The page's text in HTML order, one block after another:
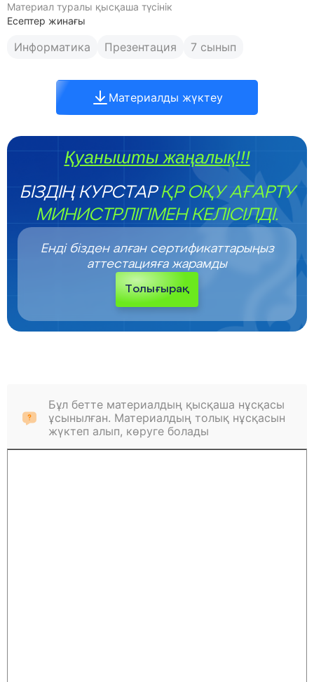
Материал туралы қысқаша түсінік
Есептер жинағы
Информатика Презентация 7 сынып
Материалды жүктеу
Қуанышты жаңалық!!!
БІЗДІҢ КУРСТАРҚР ОҚУ АҒАРТУ
МИНИСТРЛІГІМЕН КЕЛІСІЛДІ.
Енді бізден алған сертификаттарыңыз
аттестацияға жарамды
Толығырақ
Бұл бетте материалдың қысқаша нұсқасы
ұсынылған. Материалдың толық нұсқасын
жүктеп алып, көруге болады